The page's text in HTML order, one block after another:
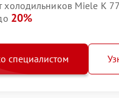
Miele K
20%
специалистом